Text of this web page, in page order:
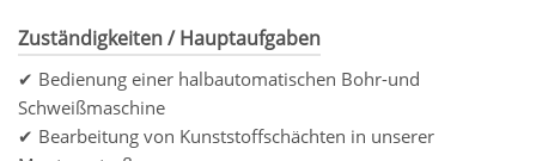
Zuständigkeiten / Hauptaufgaben
✔ Bedienung einer halbautomatischen Bohr-und
Schweißmaschine
✔ Bearbeitung von Kunststoffschächten in unserer